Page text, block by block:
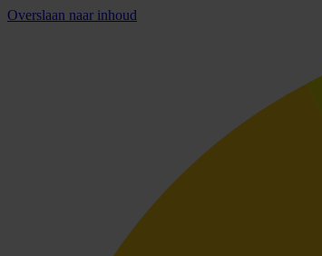
Overslaan naar inhoud